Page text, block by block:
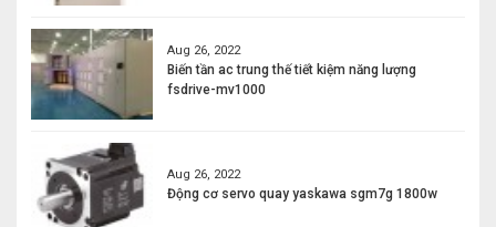
Aug 26, 2022
Biến tần ac trung thế tiết kiệm năng lượng
fsdrive-mv1000
Aug 26, 2022
Động cơ servo quay yaskawa sgm7g 1800w